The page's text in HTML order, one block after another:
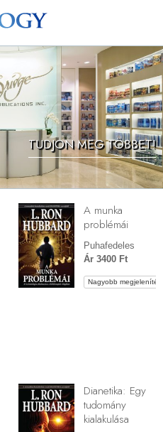
TUDJON MEG TÖBBET!
A munka
problémái
Puhafedeles
Ár 3400 Ft
Nagyobb megjelenítés
Dianetika: Egy
tudomány
kialakulása